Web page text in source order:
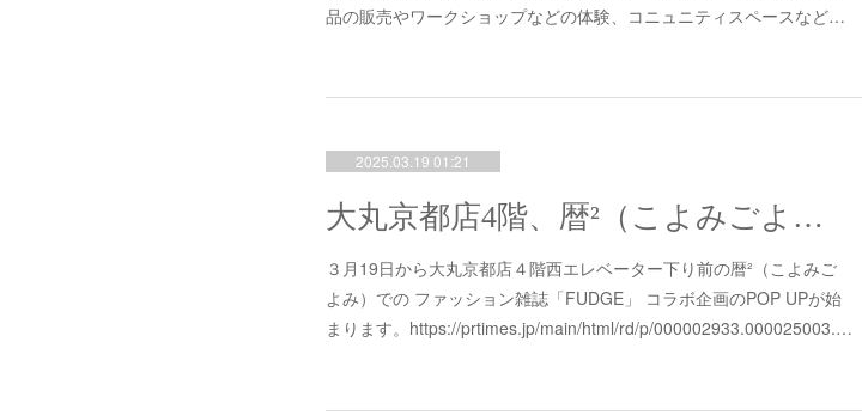
品の販売やワークショップなどの体験、コニュニティスペースなど…
2025.03.19 01:21
大丸京都店4階、暦²（こよみごよみ）POP UPに"京都の染屋がつくった™"出展します。
３月19日から大丸京都店４階西エレベーター下り前の暦²（こよみご
よみ）での ファッション雑誌「FUDGE」 コラボ企画のPOP UPが始
まります。https://prtimes.jp/main/html/rd/p/000002933.000025003.…